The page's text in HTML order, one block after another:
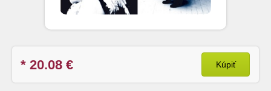
* 20.08 € Kúpiť